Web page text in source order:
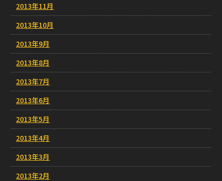
2013年11月
2013年10月
2013年9月
2013年8月
2013年7月
2013年6月
2013年5月
2013年4月
2013年3月
2013年2月